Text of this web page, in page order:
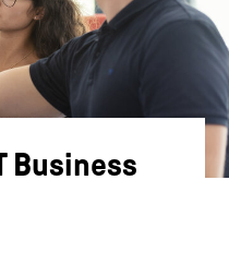
Business